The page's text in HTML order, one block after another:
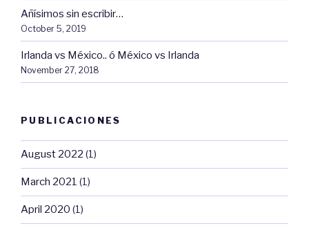
Añísimos sin escribir…
October 5, 2019
Irlanda vs México.. ó México vs Irlanda
November 27, 2018
PUBLICACIONES
August 2022 (1)
March 2021 (1)
April 2020 (1)